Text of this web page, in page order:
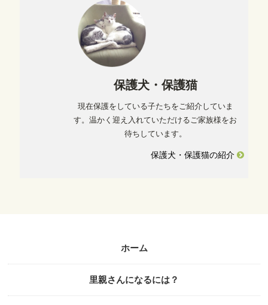
保護犬・保護猫
現在保護をしている子たちをご紹介していま
す。温かく迎え入れていただけるご家族様をお
待ちしています。
保護犬・保護猫の紹介
ホーム
里親さんになるには？